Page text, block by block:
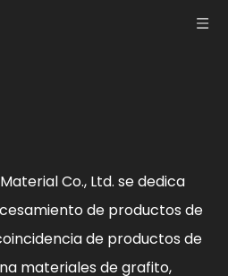
Co., Ltd. se dedica
de productos de
de productos de
materiales de grafito,